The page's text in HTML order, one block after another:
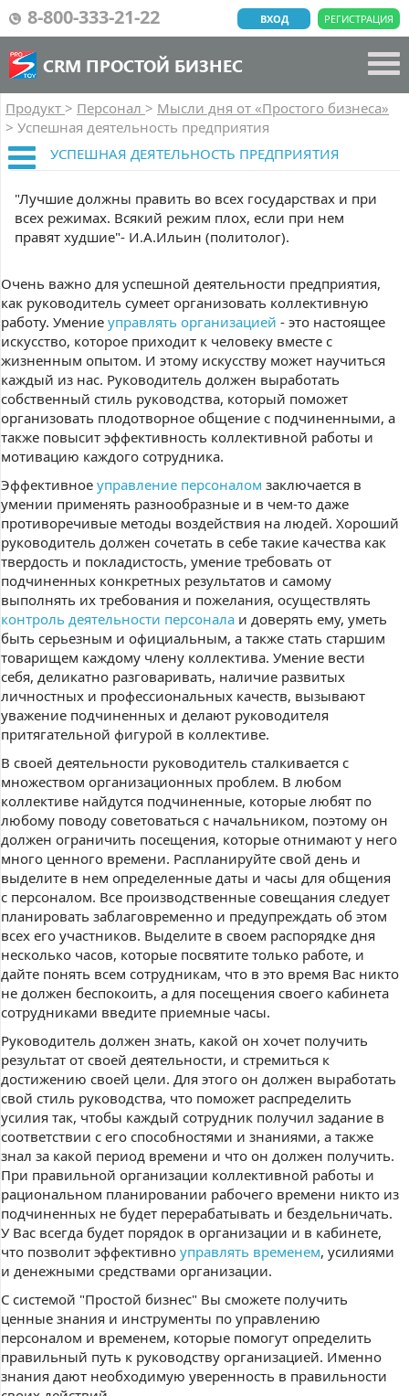
8-800-333-21-22 РЕГИСТРАЦИЯ
ВХОД
CRM ПРОСТОЙ БИЗНЕС
Продукт > Персонал > Мысли дня от «Простого бизнеса»
> Успешная деятельность предприятия
УСПЕШНАЯ ДЕЯТЕЛЬНОСТЬ ПРЕДПРИЯТИЯ
"Лучшие должны править во всех государствах и при
всех режимах. Всякий режим плох, если при нем
правят худшие"- И.А.Ильин (политолог).
Очень важно для успешной деятельности предприятия,
как руководитель сумеет организовать коллективную
работу. Умение управлять организацией - это настоящее
искусство, которое приходит к человеку вместе с
жизненным опытом. И этому искусству может научиться
каждый из нас. Руководитель должен выработать
собственный стиль руководства, который поможет
организовать плодотворное общение с подчиненными, а
также повысит эффективность коллективной работы и
мотивацию каждого сотрудника.
Эффективное управление персоналом заключается в
умении применять разнообразные и в чем-то даже
противоречивые методы воздействия на людей. Хороший
руководитель должен сочетать в себе такие качества как
твердость и покладистость, умение требовать от
подчиненных конкретных результатов и самому
выполнять их требования и пожелания, осуществлять
контроль деятельности персонала и доверять ему, уметь
быть серьезным и официальным, а также стать старшим
товарищем каждому члену коллектива. Умение вести
себя, деликатно разговаривать, наличие развитых
личностных и профессиональных качеств, вызывают
уважение подчиненных и делают руководителя
притягательной фигурой в коллективе.
В своей деятельности руководитель сталкивается с
множеством организационных проблем. В любом
коллективе найдутся подчиненные, которые любят по
любому поводу советоваться с начальником, поэтому он
должен ограничить посещения, которые отнимают у него
много ценного времени. Распланируйте свой день и
выделите в нем определенные даты и часы для общения
с персоналом. Все производственные совещания следует
планировать заблаговременно и предупреждать об этом
всех его участников. Выделите в своем распорядке дня
несколько часов, которые посвятите только работе, и
дайте понять всем сотрудникам, что в это время Вас никто
не должен беспокоить, а для посещения своего кабинета
сотрудниками введите приемные часы.
Руководитель должен знать, какой он хочет получить
результат от своей деятельности, и стремиться к
достижению своей цели. Для этого он должен выработать
свой стиль руководства, что поможет распределить
усилия так, чтобы каждый сотрудник получил задание в
соответствии с его способностями и знаниями, а также
знал за какой период времени и что он должен получить.
При правильной организации коллективной работы и
рациональном планировании рабочего времени никто из
подчиненных не будет перерабатывать и бездельничать.
У Вас всегда будет порядок в организации и в кабинете,
что позволит эффективно управлять временем, усилиями
и денежными средствами организации.
С системой "Простой бизнес" Вы сможете получить
ценные знания и инструменты по управлению
персоналом и временем, которые помогут определить
правильный путь к руководству организацией. Именно
знания дают необходимую уверенность в правильности